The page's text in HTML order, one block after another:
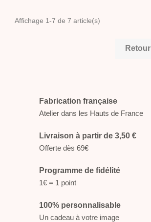
Affichage 1-7 de 7 article(s)
Fabrication française
Atelier dans les Hauts de France
Livraison à partir de 3,50 €
Offerte dès 69€
Programme de fidélité
1€ = 1 point
100% personnalisable
Un cadeau à votre image